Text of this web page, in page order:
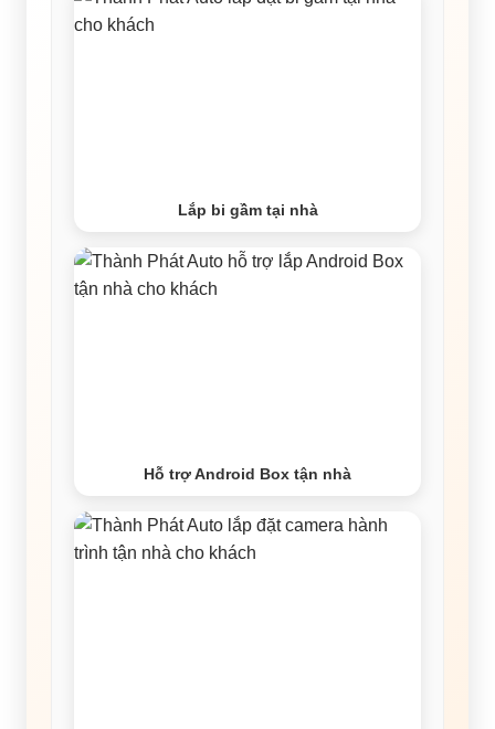
Lắp bi gầm tại nhà
Hỗ trợ Android Box tận nhà